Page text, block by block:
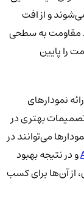
و از افت
مقاومت به سطحی
را پایین
نمودارهای
بهتری در
می‌توانند در
در نتیجه بهبود
از آن‌ها برای کسب